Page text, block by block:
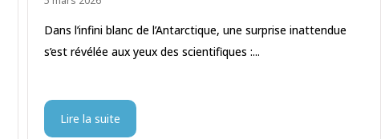
Dans l’infini blanc de l’Antarctique, une surprise inattendue
s’est révélée aux yeux des scientifiques :...
Lire la suite